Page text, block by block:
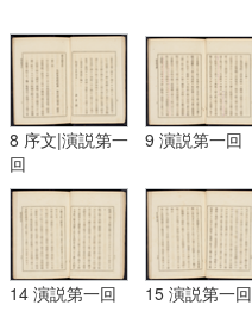
8 序文|演説第一
回
9 演説第一回
14 演説第一回 15 演説第一回